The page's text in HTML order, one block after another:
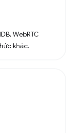
WebRTC
khác.